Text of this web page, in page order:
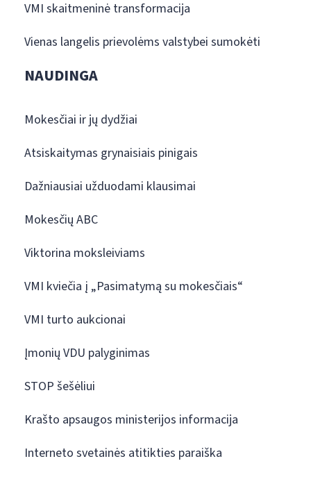
VMI skaitmeninė transformacija
Vienas langelis prievolėms valstybei sumokėti
NAUDINGA
Mokesčiai ir jų dydžiai
Atsiskaitymas grynaisiais pinigais
Dažniausiai užduodami klausimai
Mokesčių ABC
Viktorina moksleiviams
VMI kviečia į „Pasimatymą su mokesčiais“
VMI turto aukcionai
Įmonių VDU palyginimas
STOP šešėliui
Krašto apsaugos ministerijos informacija
Interneto svetainės atitikties paraiška